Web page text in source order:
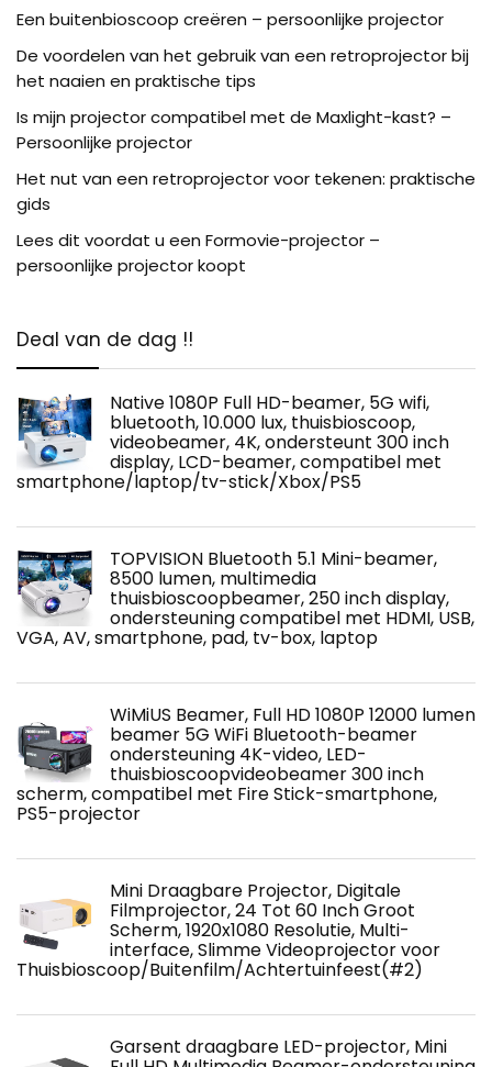
Een buitenbioscoop creëren – persoonlijke projector
De voordelen van het gebruik van een retroprojector bij
het naaien en praktische tips
Is mijn projector compatibel met de Maxlight-kast? –
Persoonlijke projector
Het nut van een retroprojector voor tekenen: praktische
gids
Lees dit voordat u een Formovie-projector –
persoonlijke projector koopt
Deal van de dag !!
Native 1080P Full HD-beamer, 5G wifi,
bluetooth, 10.000 lux, thuisbioscoop,
videobeamer, 4K, ondersteunt 300 inch
display, LCD-beamer, compatibel met
smartphone/laptop/tv-stick/Xbox/PS5
TOPVISION Bluetooth 5.1 Mini-beamer,
8500 lumen, multimedia
thuisbioscoopbeamer, 250 inch display,
ondersteuning compatibel met HDMI, USB,
VGA, AV, smartphone, pad, tv-box, laptop
WiMiUS Beamer, Full HD 1080P 12000 lumen
beamer 5G WiFi Bluetooth-beamer
ondersteuning 4K-video, LED-
thuisbioscoopvideobeamer 300 inch
scherm, compatibel met Fire Stick-smartphone,
PS5-projector
Mini Draagbare Projector, Digitale
Filmprojector, 24 Tot 60 Inch Groot
Scherm, 1920x1080 Resolutie, Multi-
interface, Slimme Videoprojector voor
Thuisbioscoop/Buitenfilm/Achtertuinfeest(#2)
Garsent draagbare LED-projector, Mini